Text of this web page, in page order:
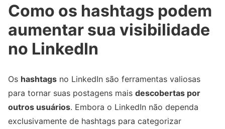
Como os hashtags podem
aumentar sua visibilidade
no LinkedIn
Os hashtags no LinkedIn são ferramentas valiosas
para tornar suas postagens mais descobertas por
outros usuários. Embora o LinkedIn não dependa
exclusivamente de hashtags para categorizar